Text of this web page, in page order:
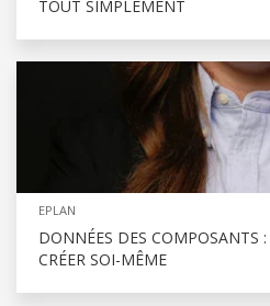
TOUT SIMPLEMENT
EPLAN
DONNÉES DES COMPOSANTS
CRÉER SOI-MÊME